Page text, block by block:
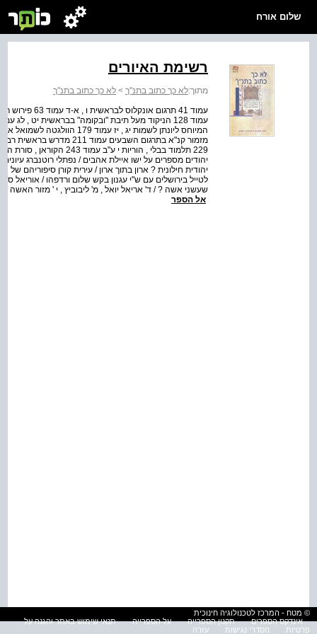
שלום אורח
רשימת האיורים
מתוך:לא כך כתוב בתנ"ך > לא כך כתוב בתנ"ך
יהודים מספרים על ישו איילת אהבים / נפתלי רוטנברג
יהודית חילונית ? ארון בתוך ארון / עירית קורן סיפוריהם
לטייל בירושלים עם ש"י עגנון בקש שלום ורדפהו /
שעשני אשה ? / ד' אריאל יואל , מ' ליבוביץ , י ' מזור האשה
אל הספר
© מטח - המרכז לטכנולוגיה חינוכית
אינדקס הספרים
תקנון הספרייה על הספרייה
תנאי שימוש באתר והגנה על
פרטיות
הסדרי נגישות עזרה